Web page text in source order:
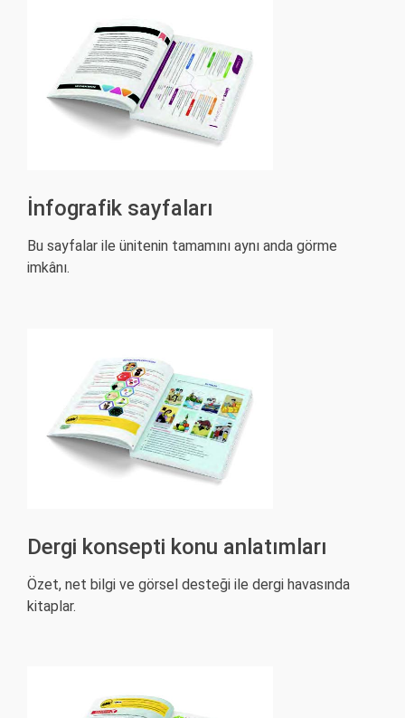
İnfografik sayfaları
Bu sayfalar ile ünitenin tamamını aynı anda görme
imkânı.
Dergi konsepti konu anlatımları
Özet, net bilgi ve görsel desteği ile dergi havasında
kitaplar.